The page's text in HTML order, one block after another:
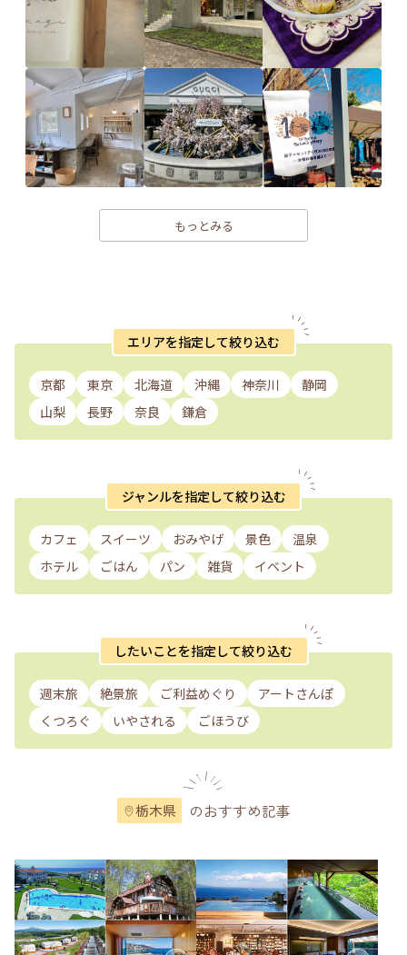
もっとみる
エリアを指定して絞り込む
京都 東京 北海道 沖縄 神奈川
静岡
山梨
長野 奈良 鎌倉
ジャンルを指定して絞り込む
カフェ スイーツ おみやげ 景色
温泉
ホテル
ごはん パン 雑貨 イベント
したいことを指定して絞り込む
週末旅 絶景旅 ご利益めぐり
アートさんぽ
くつろぐ
いやされる ごほうび
栃木県 のおすすめ記事